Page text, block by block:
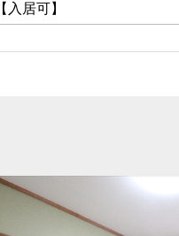
【入居可】